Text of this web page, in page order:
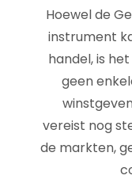
Hoewel de
instrument
handel, is
geen
vereist nog
de markten,